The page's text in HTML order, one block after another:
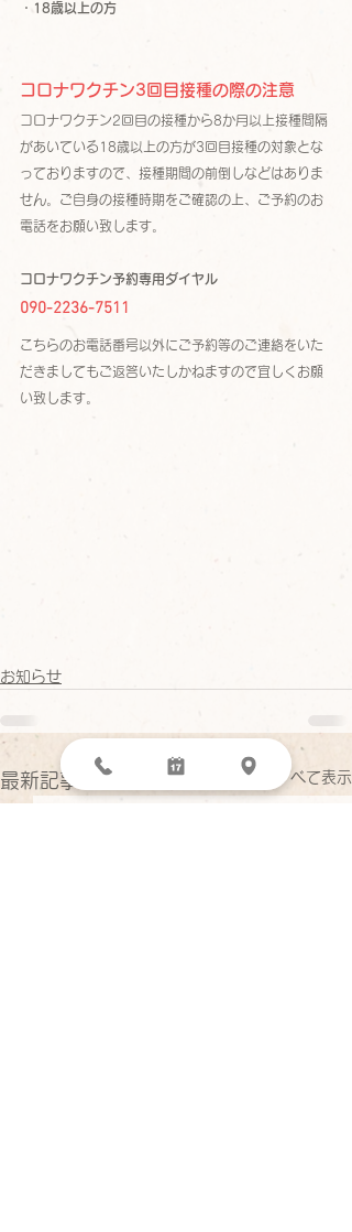
・18歳以上の方
コロナワクチン3回目接種の際の注意
コロナワクチン2回目の接種から8か月以上接種間隔
があいている18歳以上の方が3回目接種の対象とな
っておりますので、接種期間の前倒しなどはありま
せん。ご自身の接種時期をご確認の上、ご予約のお
電話をお願い致します。
コロナワクチン予約専用ダイヤル
090-2236-7511
こちらのお電話番号以外にご予約等のご連絡をいた
だきましてもご返答いたしかねますので宜しくお願
い致します。
お知らせ
最新記事 すべて表示